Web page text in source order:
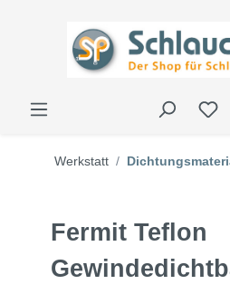
Werkstatt
Fermit Teflon